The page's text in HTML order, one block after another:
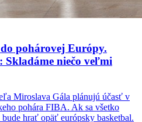
pohárovej Európy.
niečo veľmi
Miroslava Gála plánujú účasť v
pohára FIBA. Ak sa všetko
hrať opäť európsky basketbal.